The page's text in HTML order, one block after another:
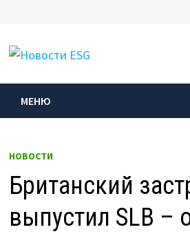
содержимому
МЕНЮ
НОВОСТИ
Британский
выпустил SLB –